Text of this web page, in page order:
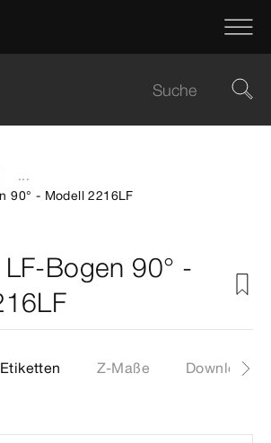
...
90° - Modell 2216LF
Bogen 90° -
Etiketten Z-Maße Downloads